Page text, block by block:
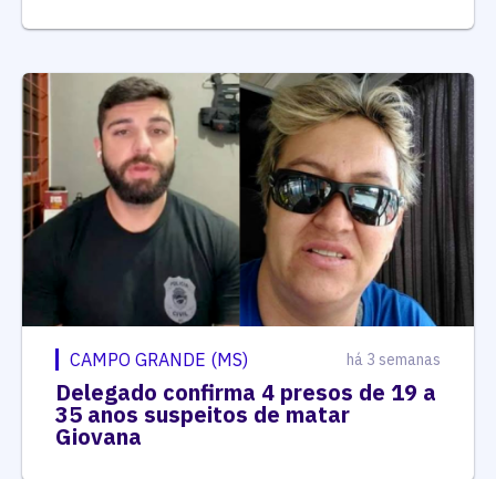
CAMPO GRANDE (MS) há 3 semanas
Delegado confirma 4 presos de 19 a
35 anos suspeitos de matar
Giovana